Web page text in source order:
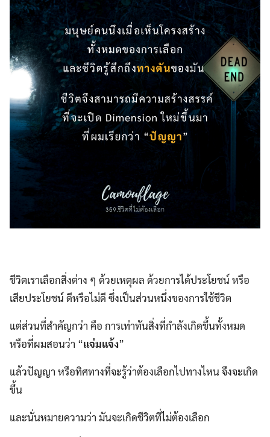
ชีวิตเราเลือกสิ่งต่าง ๆ ด้วยเหตุผล ด้วยการได้ประโยชน์ หรือ
เสียประโยชน์ ดีหรือไม่ดี ซึ่งเป็นส่วนหนึ่งของการใช้ชีวิต
แต่ส่วนที่สำคัญกว่า คือ การเท่าทันสิ่งที่กำลังเกิดขึ้นทั้งหมด
หรือที่ผมสอนว่า “แจ่มแจ้ง”
แล้วปัญญา หรือทิศทางที่จะรู้ว่าต้องเลือกไปทางไหน จึงจะเกิด
ขึ้น
และนั่นหมายความว่า มันจะเกิดชีวิตที่ไม่ต้องเลือก